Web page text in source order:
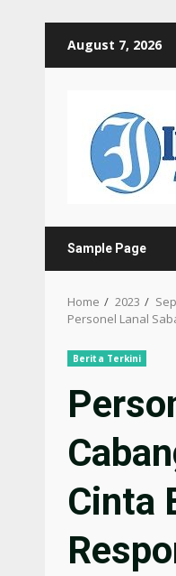
August 7, 2026
Sample Page
Home 2023
Personel Lanal
Berita Terkini
Cinta